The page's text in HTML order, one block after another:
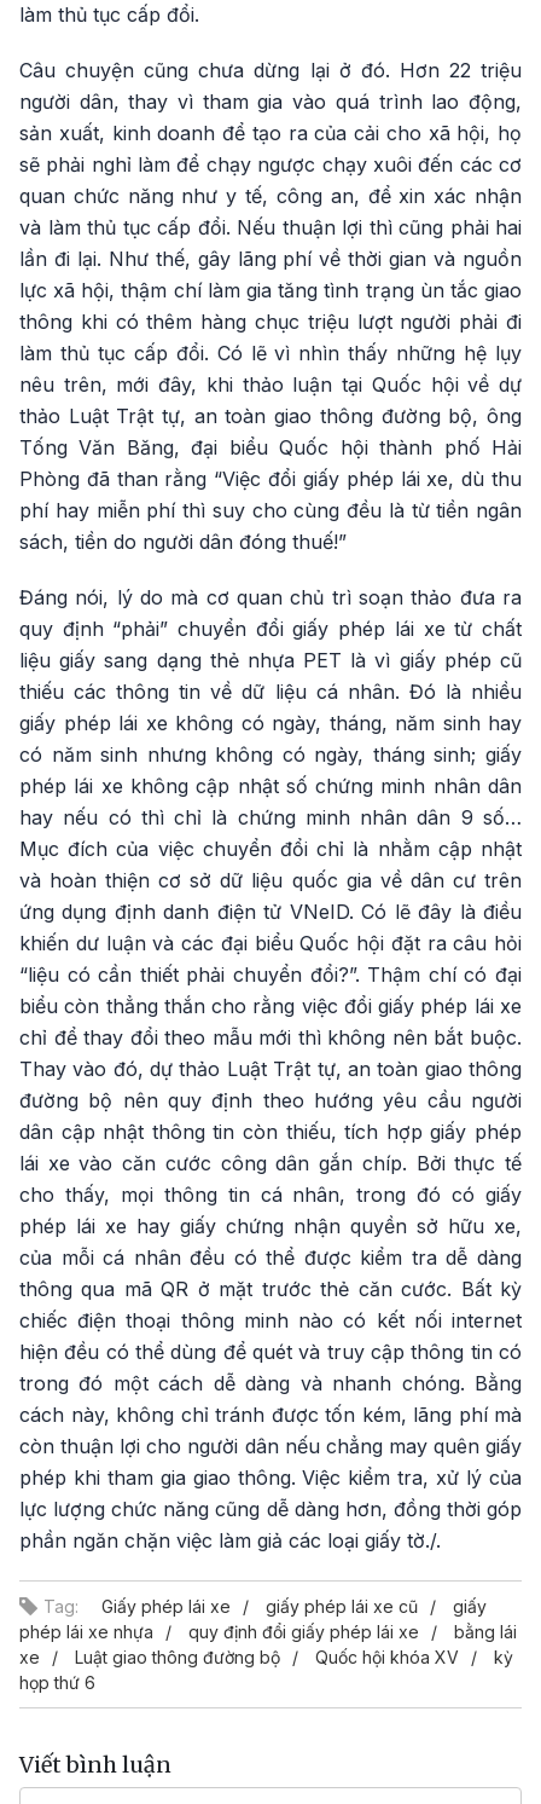
làm thủ tục cấp đổi.
Câu chuyện cũng chưa dừng lại ở đó. Hơn 22 triệu
người dân, thay vì tham gia vào quá trình lao động,
sản xuất, kinh doanh để tạo ra của cải cho xã hội, họ
sẽ phải nghỉ làm để chạy ngược chạy xuôi đến các cơ
quan chức năng như y tế, công an, để xin xác nhận
và làm thủ tục cấp đổi. Nếu thuận lợi thì cũng phải hai
lần đi lại. Như thế, gây lãng phí về thời gian và nguồn
lực xã hội, thậm chí làm gia tăng tình trạng ùn tắc giao
thông khi có thêm hàng chục triệu lượt người phải đi
làm thủ tục cấp đổi. Có lẽ vì nhìn thấy những hệ lụy
nêu trên, mới đây, khi thảo luận tại Quốc hội về dự
thảo Luật Trật tự, an toàn giao thông đường bộ, ông
Tống Văn Băng, đại biểu Quốc hội thành phố Hải
Phòng đã than rằng “Việc đổi giấy phép lái xe, dù thu
phí hay miễn phí thì suy cho cùng đều là từ tiền ngân
sách, tiền do người dân đóng thuế!”
Đáng nói, lý do mà cơ quan chủ trì soạn thảo đưa ra
quy định “phải” chuyển đổi giấy phép lái xe từ chất
liệu giấy sang dạng thẻ nhựa PET là vì giấy phép cũ
thiếu các thông tin về dữ liệu cá nhân. Đó là nhiều
giấy phép lái xe không có ngày, tháng, năm sinh hay
có năm sinh nhưng không có ngày, tháng sinh; giấy
phép lái xe không cập nhật số chứng minh nhân dân
hay nếu có thì chỉ là chứng minh nhân dân 9 số…
Mục đích của việc chuyển đổi chỉ là nhằm cập nhật
và hoàn thiện cơ sở dữ liệu quốc gia về dân cư trên
ứng dụng định danh điện tử VNeID. Có lẽ đây là điều
khiến dư luận và các đại biểu Quốc hội đặt ra câu hỏi
“liệu có cần thiết phải chuyển đổi?”. Thậm chí có đại
biểu còn thẳng thắn cho rằng việc đổi giấy phép lái xe
chỉ để thay đổi theo mẫu mới thì không nên bắt buộc.
Thay vào đó, dự thảo Luật Trật tự, an toàn giao thông
đường bộ nên quy định theo hướng yêu cầu người
dân cập nhật thông tin còn thiếu, tích hợp giấy phép
lái xe vào căn cước công dân gắn chíp. Bởi thực tế
cho thấy, mọi thông tin cá nhân, trong đó có giấy
phép lái xe hay giấy chứng nhận quyền sở hữu xe,
của mỗi cá nhân đều có thể được kiểm tra dễ dàng
thông qua mã QR ở mặt trước thẻ căn cước. Bất kỳ
chiếc điện thoại thông minh nào có kết nối internet
hiện đều có thể dùng để quét và truy cập thông tin có
trong đó một cách dễ dàng và nhanh chóng. Bằng
cách này, không chỉ tránh được tốn kém, lãng phí mà
còn thuận lợi cho người dân nếu chẳng may quên giấy
phép khi tham gia giao thông. Việc kiểm tra, xử lý của
lực lượng chức năng cũng dễ dàng hơn, đồng thời góp
phần ngăn chặn việc làm giả các loại giấy tờ./.
Tag: Giấy phép lái xe giấy phép lái xe cũ
giấy
phép lái xe nhựa
quy định đổi giấy phép lái xe
bằng lái
xe
Luật giao thông đường bộ Quốc hội khóa XV
kỳ
họp thứ 6
Viết bình luận